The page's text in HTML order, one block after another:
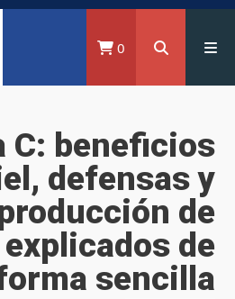
0
C: beneficios
defensas y
de
de
sencilla